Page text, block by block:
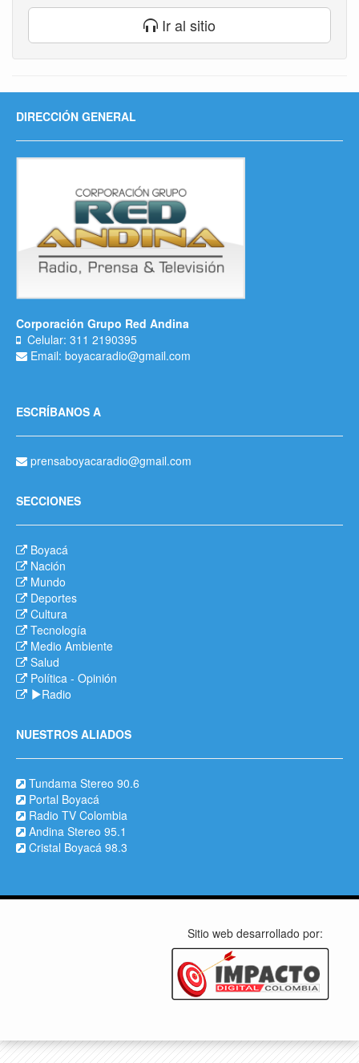
Ir al sitio
DIRECCIÓN GENERAL
Corporación Grupo Red Andina
Celular: 311 2190395
Email: boyacaradio@gmail.com
ESCRÍBANOS A
prensaboyacaradio@gmail.com
SECCIONES
Boyacá
Nación
Mundo
Deportes
Cultura
Tecnología
Medio Ambiente
Salud
Política - Opinión
Radio
NUESTROS ALIADOS
Tundama Stereo 90.6
Portal Boyacá
Radio TV Colombia
Andina Stereo 95.1
Cristal Boyacá 98.3
Sitio web desarrollado por: